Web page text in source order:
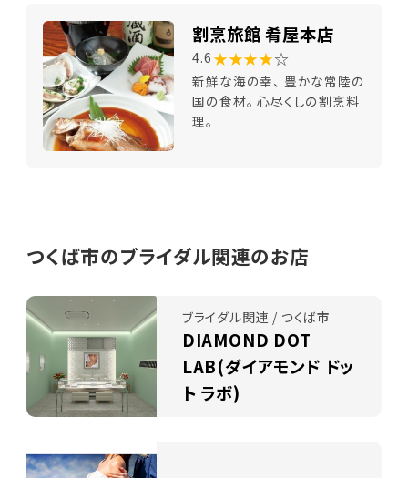
割烹旅館 肴屋本店
4.6 ★★★★☆
新鮮な海の幸、 豊かな常陸の
国の食材。 心尽くしの割烹料
理。
つくば市のブライダル関連のお店
ブライダル関連 / つくば市
DIAMOND DOT
LAB(ダイアモンド ドッ
ト ラボ)